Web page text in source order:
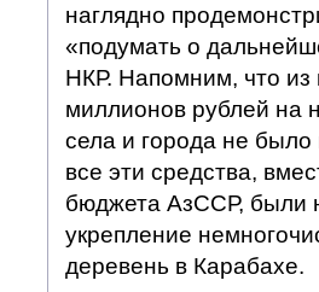
наглядно
«подумать о
НКР. Напомним, что
миллионов рублей на
села и города не было
все эти средства,
бюджета АзССР, были
укрепление
деревень в Карабахе.